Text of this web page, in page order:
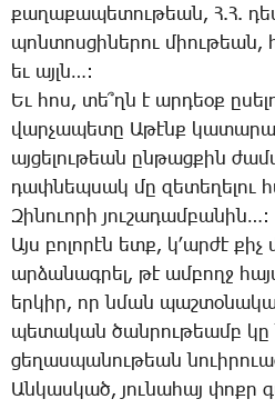
քա­ղա­քա­պե­տու­թեան, Հ.Հ.
պոն­տոս­ցի­նե­րու միու­թեան,
եւ այլն…:
Եւ հոս, տե՞ղն է ար­դեօք
վար­չա­պե­տը Ա­թէնք
այ­ցե­լու­թեան ըն­թաց­քին
դափ­նեպ­սակ մը զե­տե­ղե­լու
­Զի­նո­ւո­րի յու­շա­դամ­բա­նին…:
Այս բո­լո­րէն ետք, կ­՚ար­ժէ քիչ
ար­ձա­նագ­րել, թէ ամ­բողջ
եր­կիր, որ նման
պե­տա­կան ծան­րու­թեամբ կը
ցե­ղաս­պա­նու­թեան
Ան­կաս­կած, յու­նա­հայ փոքր